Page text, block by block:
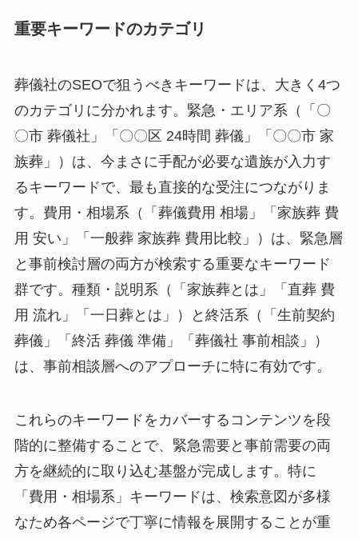
重要キーワードのカテゴリ
葬儀社のSEOで狙うべきキーワードは、大きく4つ
のカテゴリに分かれます。緊急・エリア系（「〇
〇市 葬儀社」「〇〇区 24時間 葬儀」「〇〇市 家
族葬」）は、今まさに手配が必要な遺族が入力す
るキーワードで、最も直接的な受注につながりま
す。費用・相場系（「葬儀費用 相場」「家族葬 費
用 安い」「一般葬 家族葬 費用比較」）は、緊急層
と事前検討層の両方が検索する重要なキーワード
群です。種類・説明系（「家族葬とは」「直葬 費
用 流れ」「一日葬とは」）と終活系（「生前契約
葬儀」「終活 葬儀 準備」「葬儀社 事前相談」）
は、事前相談層へのアプローチに特に有効です。
これらのキーワードをカバーするコンテンツを段
階的に整備することで、緊急需要と事前需要の両
方を継続的に取り込む基盤が完成します。特に
「費用・相場系」キーワードは、検索意図が多様
なため各ページで丁寧に情報を展開することが重